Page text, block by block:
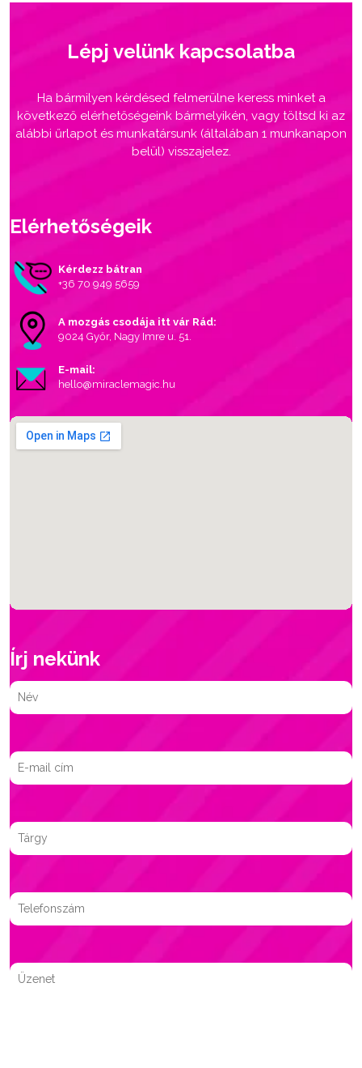
Lépj velünk kapcsolatba
Ha bármilyen kérdésed felmerülne keress minket a
következő elérhetőségeink bármelyikén, vagy töltsd ki az
alábbi űrlapot és munkatársunk (általában 1 munkanapon
belül) visszajelez.
Elérhetőségeik
Kérdezz bátran
+36 70 949 5659
A mozgás csodája itt vár Rád:
9024 Győr, Nagy Imre u. 51.
E-mail:
hello@miraclemagic.hu
Írj nekünk